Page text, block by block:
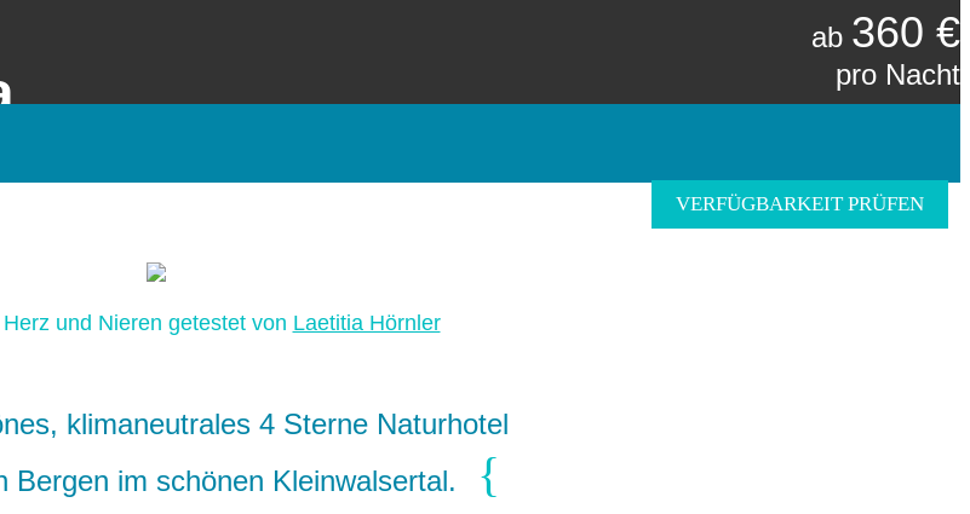
ab 360 €
pro Nacht
VERFÜGBARKEIT PRÜFEN
und Nieren getestet von Laetitia Hörnler
klimaneutrales 4 Sterne Naturhotel
Bergen im schönen Kleinwalsertal.